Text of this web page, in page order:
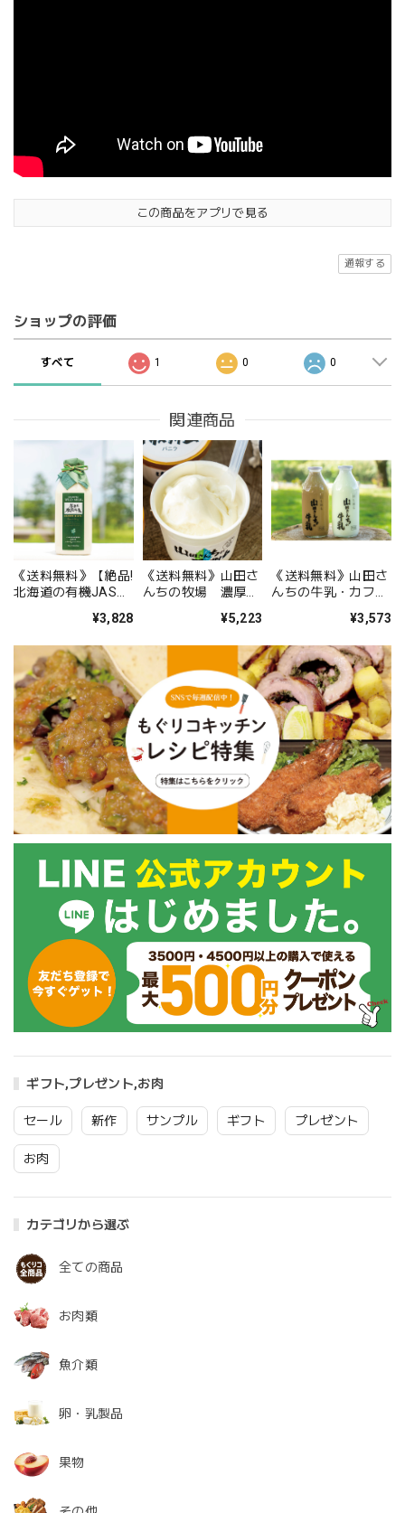
ギフト,プレゼント,お肉
セール 新作 サンプル ギフト プレゼント
お肉
カテゴリから選ぶ
全ての商品
お肉類
魚介類
卵・乳製品
果物
この商品をアプリで見る
通報する
ショップの評価
すべて 1 0 0
関連商品
《送料無料》【絶品!
北海道の有機JAS認
¥3,828
《送料無料》山田さ
んちの牧場 濃厚ア
¥5,223
《送料無料》山田さ
んちの牛乳・カフェ
¥3,573